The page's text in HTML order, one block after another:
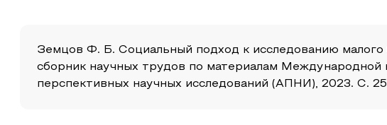
Земцов Ф. Б. Социальный подход к исследованию малого
сборник научных трудов по материалам
перспективных научных исследований (АПНИ), 2023.